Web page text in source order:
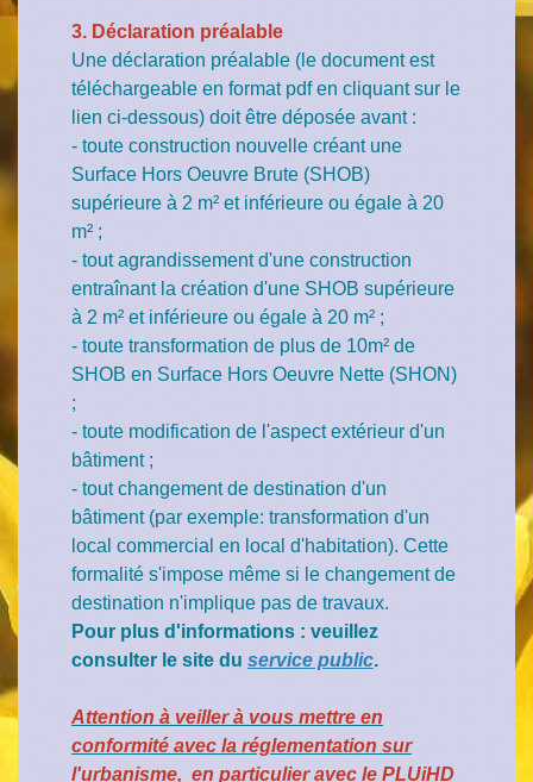
3. Déclaration préalable
Une déclaration préalable (le document est
téléchargeable en format pdf en cliquant sur le
lien ci-dessous) doit être déposée avant :
- toute construction nouvelle créant une
Surface Hors Oeuvre Brute (SHOB)
supérieure à 2 m² et inférieure ou égale à 20
m² ;
- tout agrandissement d'une construction
entraînant la création d'une SHOB supérieure
à 2 m² et inférieure ou égale à 20 m² ;
- toute transformation de plus de 10m² de
SHOB en Surface Hors Oeuvre Nette (SHON)
;
- toute modification de l'aspect extérieur d'un
bâtiment ;
- tout changement de destination d'un
bâtiment (par exemple: transformation d'un
local commercial en local d'habitation). Cette
formalité s'impose même si le changement de
destination n'implique pas de travaux.
Pour plus d'informations : veuillez
consulter le site du service public.
Attention à veiller à vous mettre en
conformité avec la réglementation sur
l'urbanisme, en particulier avec le PLUiHD